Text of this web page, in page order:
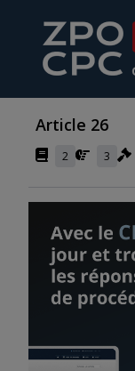
Article 26
2
3